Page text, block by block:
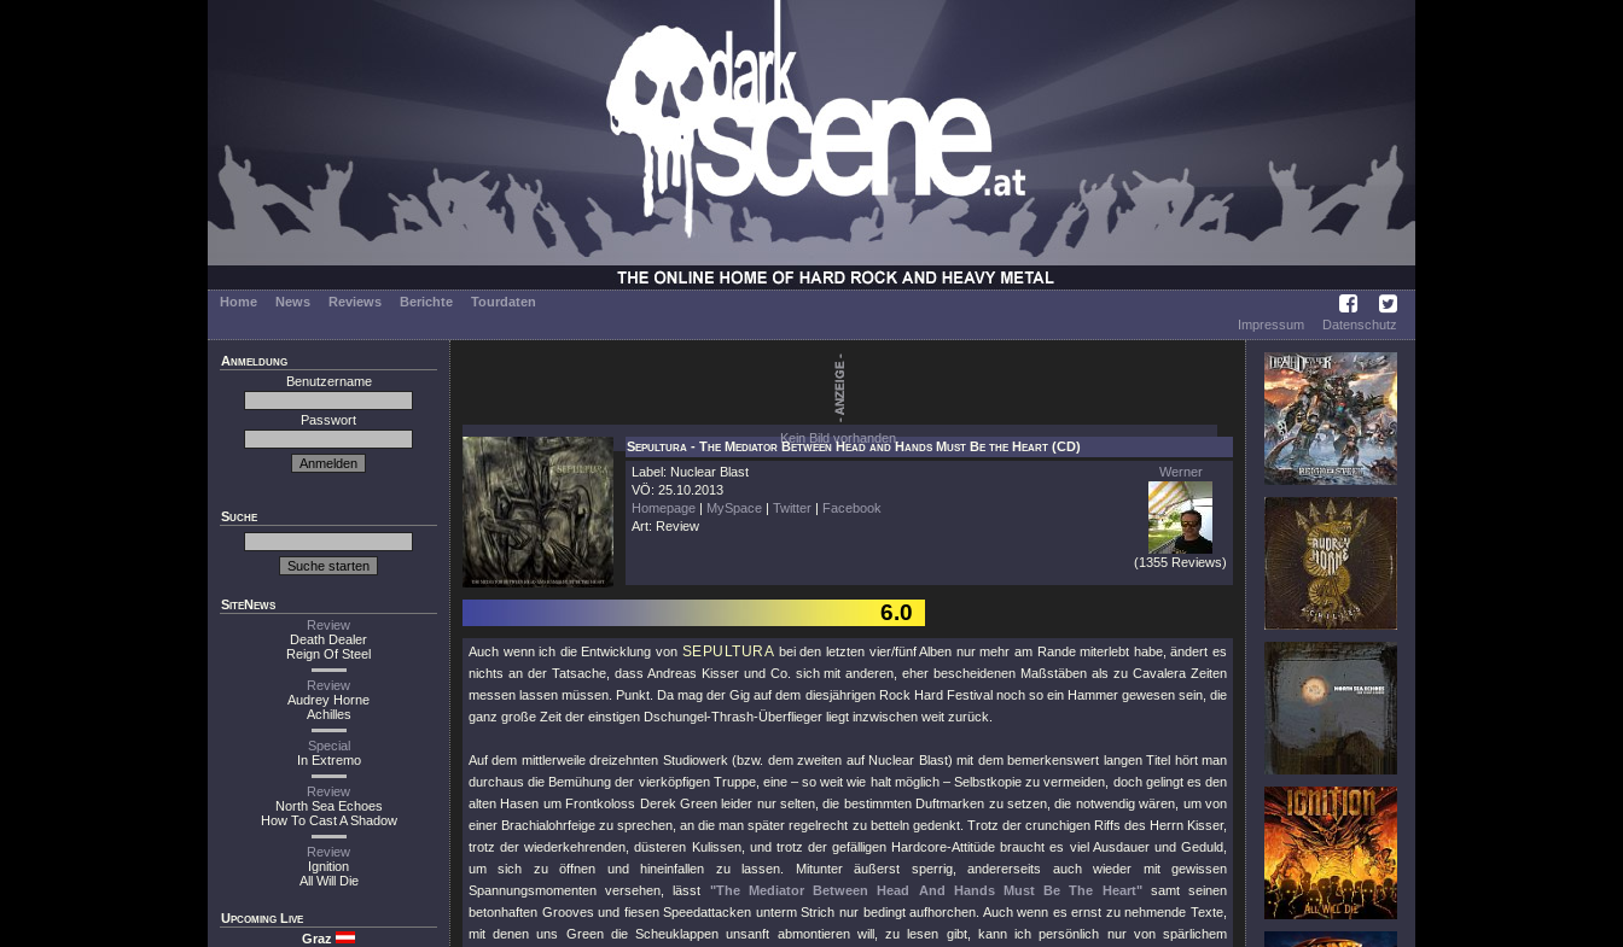
Home News Reviews Berichte
Tourdaten
Impressum
Datenschutz
Anmeldung
Benutzername
Passwort
Suche
SiteNews
Review
Death Dealer
Reign Of Steel
Review
Audrey Horne
Achilles
Special
In Extremo
Review
North Sea Echoes
How To Cast A Shadow
Review
Ignition
All Will Die
Upcoming Live
Graz
Kein Bild vorhanden.
Sepultura - The Mediator Between Head and Hands Must Be the Heart (CD)
Label: Nuclear Blast
VÖ: 25.10.2013
Homepage | MySpace | Twitter | Facebook
Art: Review
Werner
(1355 Reviews)
6.0
Auch wenn ich die Entwicklung von SEPULTURA bei den letzten vier/fünf Alben nur mehr am Rande miterlebt habe, ändert es
nichts an der Tatsache, dass Andreas Kisser und Co. sich mit anderen, eher bescheidenen Maßstäben als zu Cavalera Zeiten
messen lassen müssen. Punkt. Da mag der Gig auf dem diesjährigen Rock Hard Festival noch so ein Hammer gewesen sein, die
ganz große Zeit der einstigen Dschungel-Thrash-Überflieger liegt inzwischen weit zurück.
Auf dem mittlerweile dreizehnten Studiowerk (bzw. dem zweiten auf Nuclear Blast) mit dem bemerkenswert langen Titel hört man
durchaus die Bemühung der vierköpfigen Truppe, eine – so weit wie halt möglich – Selbstkopie zu vermeiden, doch gelingt es den
alten Hasen um Frontkoloss Derek Green leider nur selten, die bestimmten Duftmarken zu setzen, die notwendig wären, um von
einer Brachialohrfeige zu sprechen, an die man später regelrecht zu betteln gedenkt. Trotz der crunchigen Riffs des Herrn Kisser,
trotz der wiederkehrenden, düsteren Kulissen, und trotz der gefälligen Hardcore-Attitüde braucht es viel Ausdauer und Geduld,
um sich zu öffnen und hineinfallen zu lassen. Mitunter äußerst sperrig, andererseits auch wieder mit gewissen
Spannungsmomenten versehen, lässt "The Mediator Between Head And Hands Must Be The Heart"samt seinen
betonhaften Grooves und fiesen Speedattacken unterm Strich nur bedingt aufhorchen. Auch wenn es ernst zu nehmende Texte,
mit denen uns Green die Scheuklappen unsanft abmontieren will, zu lesen gibt, kann ich persönlich nur von spärlichem